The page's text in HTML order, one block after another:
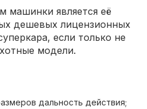
машинки является её
дешевых лицензионных
если только не
модели.
дальность действия;